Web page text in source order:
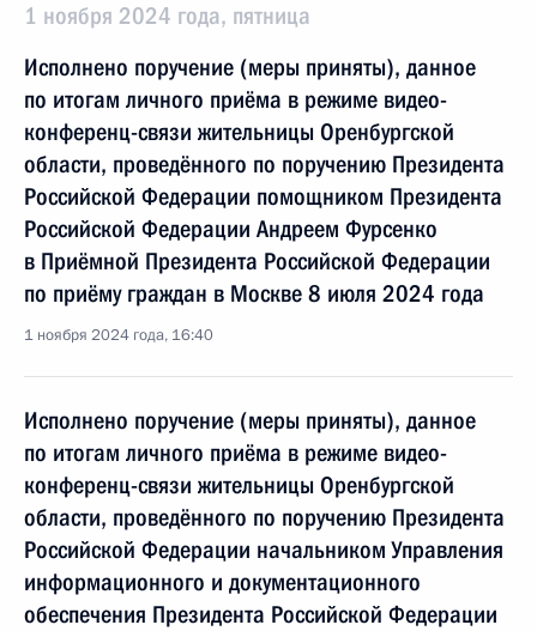
1 ноября 2024 года, пятница
Исполнено поручение (меры приняты), данное
по итогам личного приёма в режиме видео-
конференц-связи жительницы Оренбургской
области, проведённого по поручению Президента
Российской Федерации помощником Президента
Российской Федерации Андреем Фурсенко
в Приёмной Президента Российской Федерации
по приёму граждан в Москве 8 июля 2024 года
1 ноября 2024 года, 16:40
Исполнено поручение (меры приняты), данное
по итогам личного приёма в режиме видео-
конференц-связи жительницы Оренбургской
области, проведённого по поручению Президента
Российской Федерации начальником Управления
информационного и документационного
обеспечения Президента Российской Федерации